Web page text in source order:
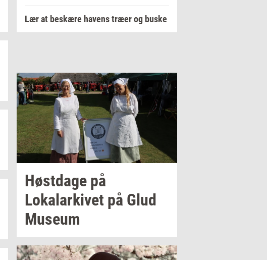
Lær at beskære havens træer og buske
Høst­da­ge på
Lo­ka­lar­ki­vet på Glud
Mu­se­um